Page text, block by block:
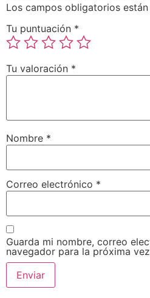
Los campos obligatorios
Tu puntuación *
Tu valoración *
Nombre *
Correo electrónico *
Guarda mi nombre, correo
navegador para la próxima